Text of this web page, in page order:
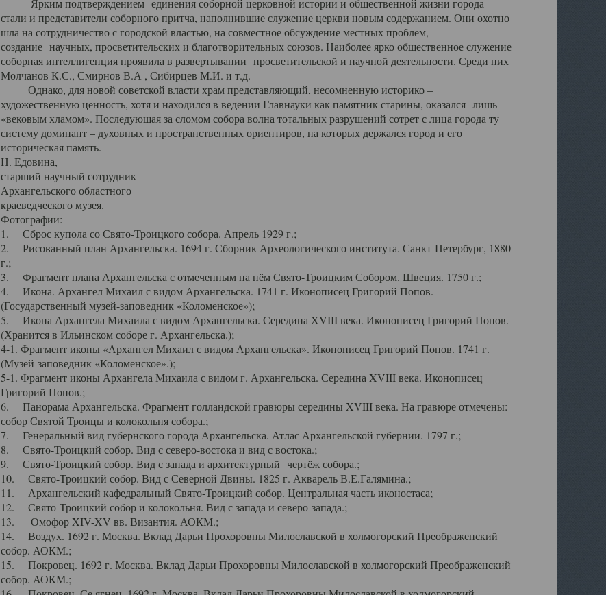
Ярким подтверждением единения соборной церковной истории и общественной жизни города
стали и представители соборного притча, наполнившие служение церкви новым содержанием. Они охотно
шла на сотрудничество с городской властью, на совместное обсуждение местных проблем,
создание научных, просветительских и благотворительных союзов. Наиболее ярко общественное служение
соборная интеллигенция проявила в развертывании просветительской и научной деятельности. Среди них
Молчанов К.С., Смирнов В.А , Сибирцев М.И. и т.д.
Однако, для новой советской власти храм представляющий, несомненную историко –
художественную ценность, хотя и находился в ведении Главнауки как памятник старины, оказался лишь
«вековым хламом». Последующая за сломом собора волна тотальных разрушений сотрет с лица города ту
систему доминант – духовных и пространственных ориентиров, на которых держался город и его
историческая память.
Н. Едовина,
старший научный сотрудник
Архангельского областного
краеведческого музея.
Фотографии:
1. Сброс купола со Свято-Троицкого собора. Апрель 1929 г.;
2. Рисованный план Архангельска. 1694 г. Сборник Археологического института. Санкт-Петербург, 1880
г.;
3. Фрагмент плана Архангельска с отмеченным на нём Свято-Троицким Собором. Швеция. 1750 г.;
4. Икона. Архангел Михаил с видом Архангельска. 1741 г. Иконописец Григорий Попов.
(Государственный музей-заповедник «Коломенское»);
5. Икона Архангела Михаила с видом Архангельска. Середина XVIII века. Иконописец Григорий Попов.
(Хранится в Ильинском соборе г. Архангельска.);
4-1. Фрагмент иконы «Архангел Михаил с видом Архангельска». Иконописец Григорий Попов. 1741 г.
(Музей-заповедник «Коломенское».);
5-1. Фрагмент иконы Архангела Михаила с видом г. Архангельска. Середина XVIII века. Иконописец
Григорий Попов.;
6. Панорама Архангельска. Фрагмент голландской гравюры середины XVIII века. На гравюре отмечены:
собор Святой Троицы и колокольня собора.;
7. Генеральный вид губернского города Архангельска. Атлас Архангельской губернии. 1797 г.;
8. Свято-Троицкий собор. Вид с северо-востока и вид с востока.;
9. Свято-Троицкий собор. Вид с запада и архитектурный чертёж собора.;
10. Свято-Троицкий собор. Вид с Северной Двины. 1825 г. Акварель В.Е.Галямина.;
11. Архангельский кафедральный Свято-Троицкий собор. Центральная часть иконостаса;
12. Свято-Троицкий собор и колокольня. Вид с запада и северо-запада.;
13. Омофор XIV-XV вв. Византия. АОКМ.;
14. Воздух. 1692 г. Москва. Вклад Дарьи Прохоровны Милославской в холмогорский Преображенский
собор. АОКМ.;
15. Покровец. 1692 г. Москва. Вклад Дарьи Прохоровны Милославской в холмогорский Преображенский
собор. АОКМ.;